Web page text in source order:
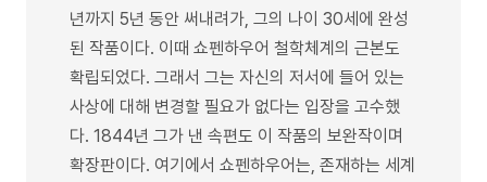
년까지 5년 동안 써내려가, 그의 나이 30세에 완성
된 작품이다. 이때 쇼펜하우어 철학체계의 근본도
확립되었다. 그래서 그는 자신의 저서에 들어 있는
사상에 대해 변경할 필요가 없다는 입장을 고수했
다. 1844년 그가 낸 속편도 이 작품의 보완작이며
확장판이다. 여기에서 쇼펜하우어는, 존재하는 세계